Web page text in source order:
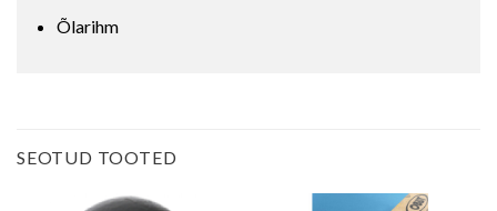
Õlarihm
SEOTUD TOOTED